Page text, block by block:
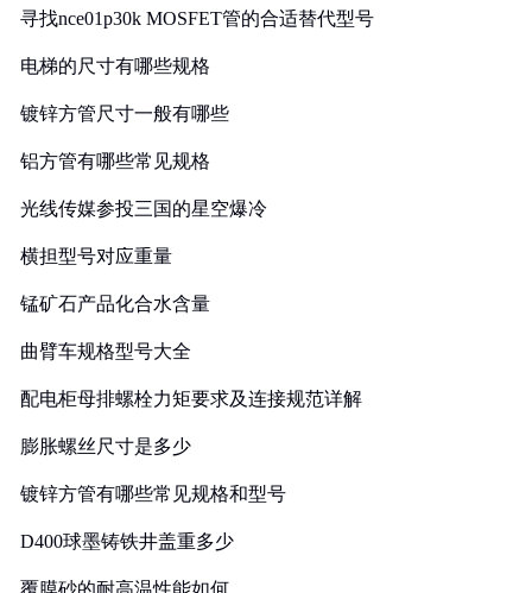
寻找nce01p30k MOSFET管的合适替代型号
电梯的尺寸有哪些规格
镀锌方管尺寸一般有哪些
铝方管有哪些常见规格
光线传媒参投三国的星空爆冷
横担型号对应重量
锰矿石产品化合水含量
曲臂车规格型号大全
配电柜母排螺栓力矩要求及连接规范详解
膨胀螺丝尺寸是多少
镀锌方管有哪些常见规格和型号
D400球墨铸铁井盖重多少
覆膜砂的耐高温性能如何